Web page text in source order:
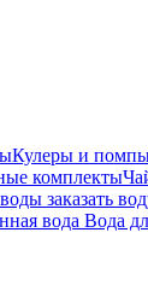
Кулеры и
комплекты
воды заказать
вода Вода